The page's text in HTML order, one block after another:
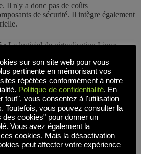
Il n'y a donc pas de coûts
de sécurité. Il intègre également
:Le logiciel de virtualisation Linux
la densité d'utilisateurs par serveur
besoin de moins de serveurs pour
d'utilisateurs équivalentes, ce qui
de refroidissement et de
:L'architecture simplifiée et
les besoins en main-d'œuvre
qui utilisent le logiciel de virtualisation
besoin de moins d'administrateurs
complexes.
sur son site web pour vous
pertinente en mémorisant vos
répétées conformément à notre
Politique de confidentialité. En
tout", vous consentez à l'utilisation
Toutefois, vous pouvez consulter la
des cookies" pour donner un
Vous avez également la
cookies. Mais la désactivation
peut affecter votre expérience